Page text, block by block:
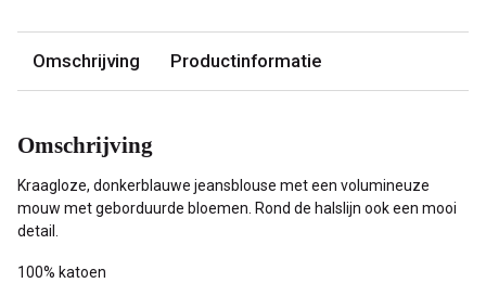
Omschrijving Productinformatie
Omschrijving
Kraagloze, donkerblauwe jeansblouse met een volumineuze
mouw met geborduurde bloemen. Rond de halslijn ook een mooi
detail.
100% katoen